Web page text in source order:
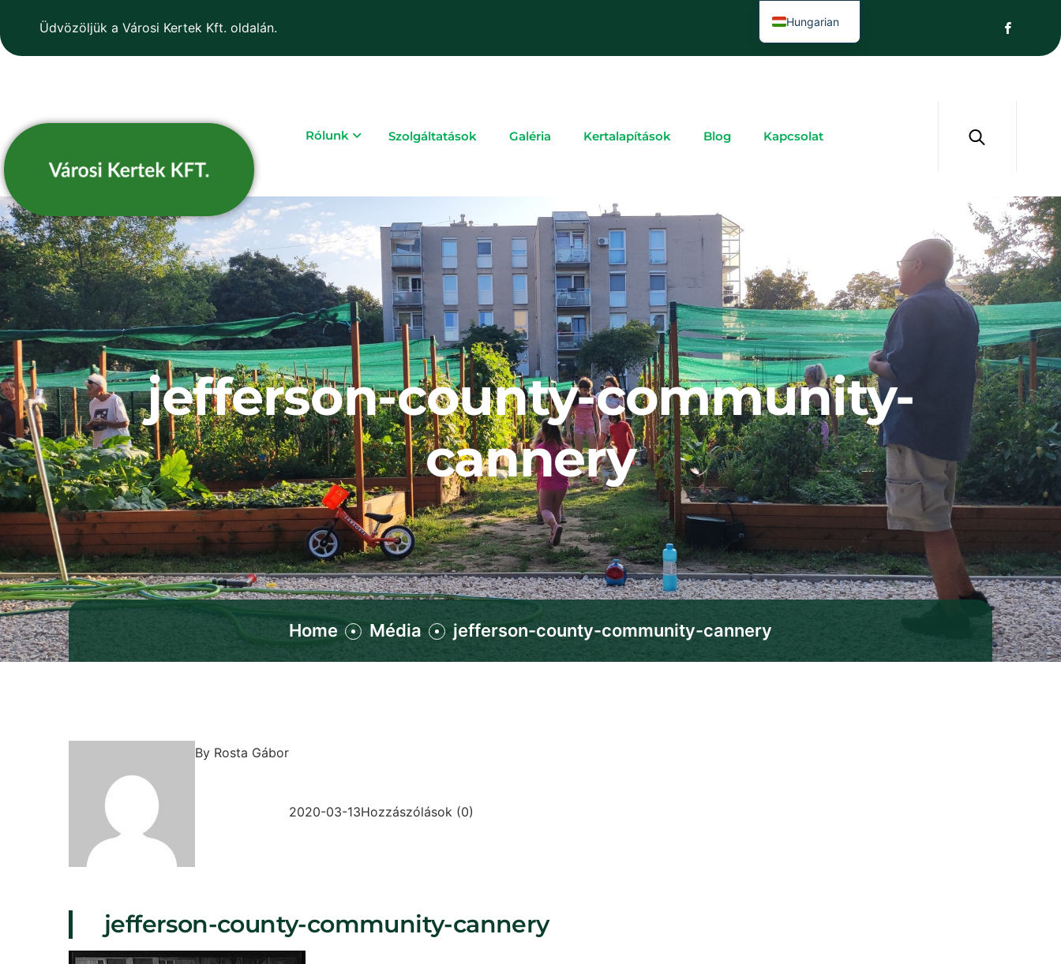
Üdvözöljük a Városi Kertek Kft. oldalán.
Rólunk Szolgáltatások Galéria Kertalapítások Blog Kapcsolat
jefferson-county-community-
cannery
Home Média jefferson-county-community-cannery
By Rosta Gábor
2020-03-13Hozzászólások (0)
jefferson-county-community-cannery
Hungarian